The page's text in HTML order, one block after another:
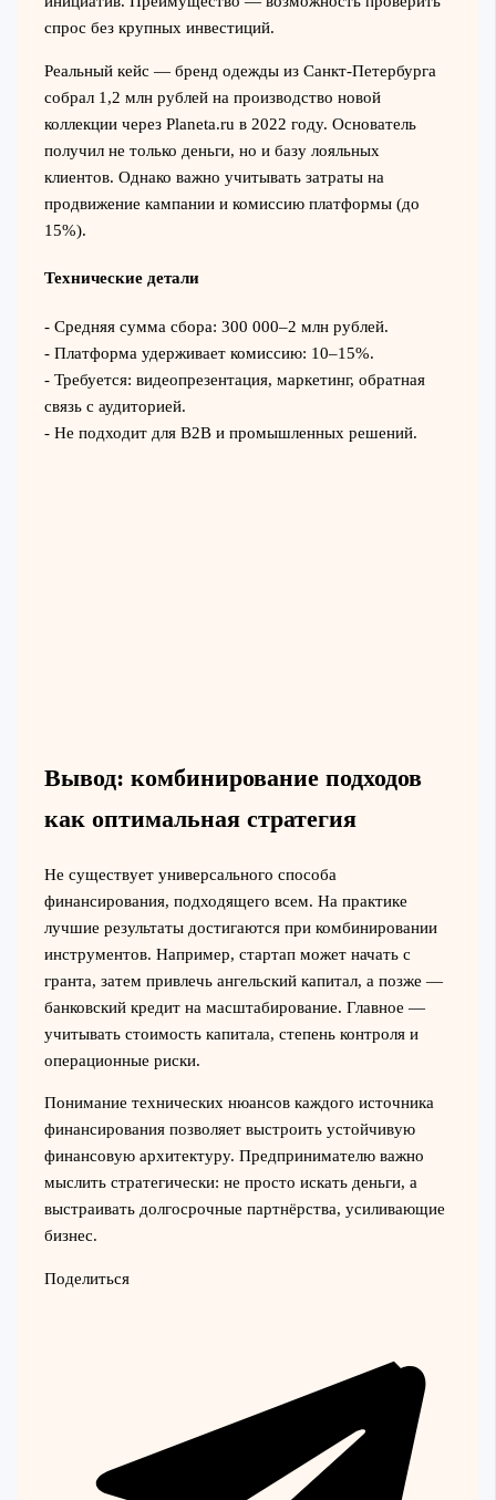
спрос без крупных инвестиций.
Реальный кейс — бренд одежды из Санкт-Петербурга
собрал 1,2 млн рублей на производство новой
коллекции через Planeta.ru в 2022 году. Основатель
получил не только деньги, но и базу лояльных
клиентов. Однако важно учитывать затраты на
продвижение кампании и комиссию платформы (до
15%).
Технические детали
- Средняя сумма сбора: 300 000–2 млн рублей.
- Платформа удерживает комиссию: 10–15%.
- Требуется: видеопрезентация, маркетинг, обратная
связь с аудиторией.
- Не подходит для B2B и промышленных решений.
Вывод: комбинирование подходов
как оптимальная стратегия
Не существует универсального способа
финансирования, подходящего всем. На практике
лучшие результаты достигаются при комбинировании
инструментов. Например, стартап может начать с
гранта, затем привлечь ангельский капитал, а позже —
банковский кредит на масштабирование. Главное —
учитывать стоимость капитала, степень контроля и
операционные риски.
Понимание технических нюансов каждого источника
финансирования позволяет выстроить устойчивую
финансовую архитектуру. Предпринимателю важно
мыслить стратегически: не просто искать деньги, а
выстраивать долгосрочные партнёрства, усиливающие
бизнес.
Поделиться